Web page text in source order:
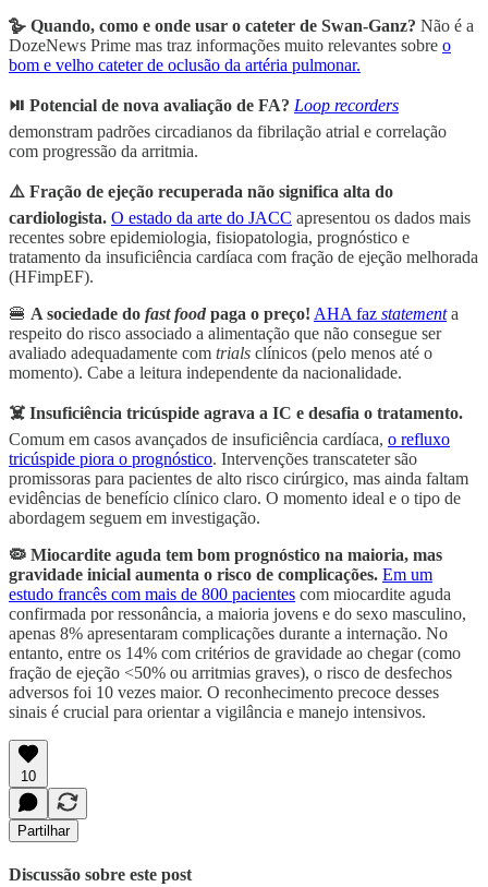
🪿 Quando, como e onde usar o cateter de Swan-Ganz? Não é a
DozeNews Prime mas traz informações muito relevantes sobre o
bom e velho cateter de oclusão da artéria pulmonar.
⏯️ Potencial de nova avaliação de FA? Loop recorders
demonstram padrões circadianos da fibrilação atrial e correlação
com progressão da arritmia.
⚠️ Fração de ejeção recuperada não significa alta do
cardiologista. O estado da arte do JACC apresentou os dados mais
recentes sobre epidemiologia, fisiopatologia, prognóstico e
tratamento da insuficiência cardíaca com fração de ejeção melhorada
(HFimpEF).
🍔 A sociedade do fast food paga o preço! AHA faz statementa
respeito do risco associado a alimentação que não consegue ser
avaliado adequadamente com trials clínicos (pelo menos até o
momento). Cabe a leitura independente da nacionalidade.
☠️ Insuficiência tricúspide agrava a IC e desafia o tratamento.
Comum em casos avançados de insuficiência cardíaca, o refluxo
tricúspide piora o prognóstico. Intervenções transcateter são
promissoras para pacientes de alto risco cirúrgico, mas ainda faltam
evidências de benefício clínico claro. O momento ideal e o tipo de
abordagem seguem em investigação.
🦠 Miocardite aguda tem bom prognóstico na maioria, mas
gravidade inicial aumenta o risco de complicações. Em um
estudo francês com mais de 800 pacientes com miocardite aguda
confirmada por ressonância, a maioria jovens e do sexo masculino,
apenas 8% apresentaram complicações durante a internação. No
entanto, entre os 14% com critérios de gravidade ao chegar (como
fração de ejeção <50% ou arritmias graves), o risco de desfechos
adversos foi 10 vezes maior. O reconhecimento precoce desses
sinais é crucial para orientar a vigilância e manejo intensivos.
10
Partilhar
Discussão sobre este post